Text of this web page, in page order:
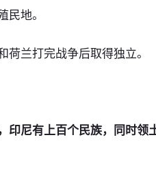
地。
兰打完战争后取得独立。
印尼有上百个民族，同时领